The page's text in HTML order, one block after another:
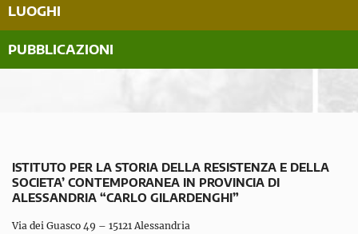
LUOGHI
PUBBLICAZIONI
ISTITUTO PER LA STORIA DELLA RESISTENZA E DELLA
SOCIETA’ CONTEMPORANEA IN PROVINCIA DI
ALESSANDRIA “CARLO GILARDENGHI”
Via dei Guasco 49 – 15121 Alessandria